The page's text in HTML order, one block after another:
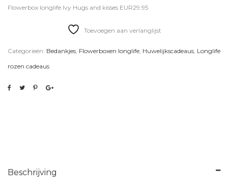
Flowerbox longlife Ivy Hugs and kisses EUR29.95
Toevoegen aan verlanglijst
Categorieën: Bedankjes, Flowerboxen longlife, Huwelijkscadeaus, Longlife
rozen cadeaus
Beschrijving